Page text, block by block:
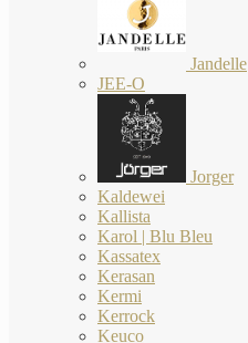
Jandelle
JEE-O
Jorger
Kaldewei
Kallista
Karol | Blu Bleu
Kassatex
Kerasan
Kermi
Kerrock
Keuco